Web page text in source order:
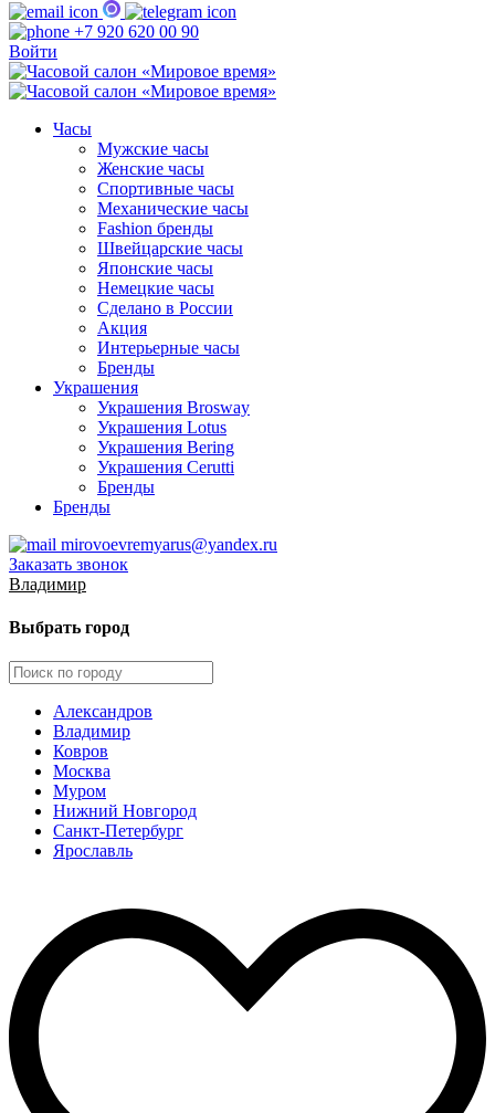
+7 920 620 00 90
Войти
Часы
Мужские часы
Женские часы
Спортивные часы
Механические часы
Fashion бренды
Швейцарские часы
Японские часы
Немецкие часы
Сделано в России
Акция
Интерьерные часы
Бренды
Украшения
Украшения Brosway
Украшения Lotus
Украшения Bering
Украшения Cerutti
Бренды
Бренды
mirovoevremyarus@yandex.ru
Заказать звонок
Владимир
Выбрать город
Александров
Владимир
Ковров
Москва
Муром
Нижний Новгород
Санкт-Петербург
Ярославль